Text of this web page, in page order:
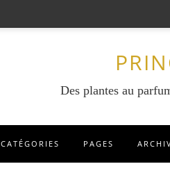
Des plantes au
CATÉGORIES PAGES